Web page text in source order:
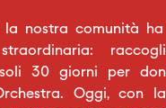
nostra comunità
straordinaria:
30 giorni per
Oggi, con